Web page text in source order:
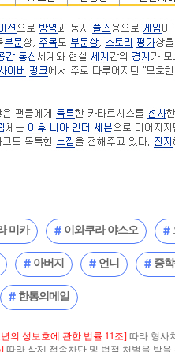
미카 이와쿠라 야스오
아버지 언니 중
한통의메일
의 성보호에 관한 법률 11조] 따라 형사
따라 삭제.접속차단 및 법적 처벌을 받을